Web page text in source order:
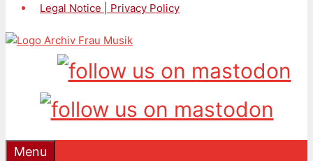
Legal Notice | Privacy Policy
Menu